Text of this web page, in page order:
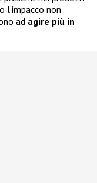
l’impacco non
ad agire più in